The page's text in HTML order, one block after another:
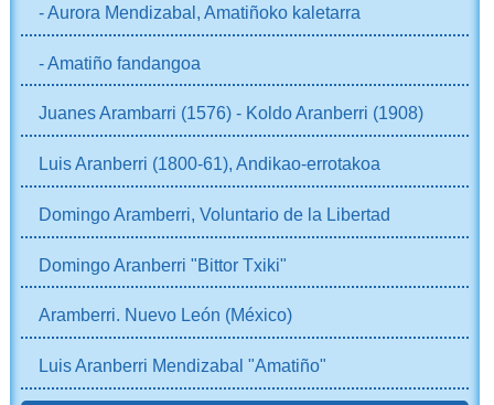
- Aurora Mendizabal, Amatiñoko kaletarra
- Amatiño fandangoa
Juanes Arambarri (1576) - Koldo Aranberri (1908)
Luis Aranberri (1800-61), Andikao-errotakoa
Domingo Aramberri, Voluntario de la Libertad
Domingo Aranberri "Bittor Txiki"
Aramberri. Nuevo León (México)
Luis Aranberri Mendizabal "Amatiño"